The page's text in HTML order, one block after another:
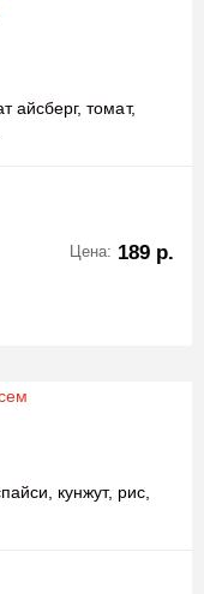
айсберг, томат,
Цена: 189 р.
кунжут, рис,